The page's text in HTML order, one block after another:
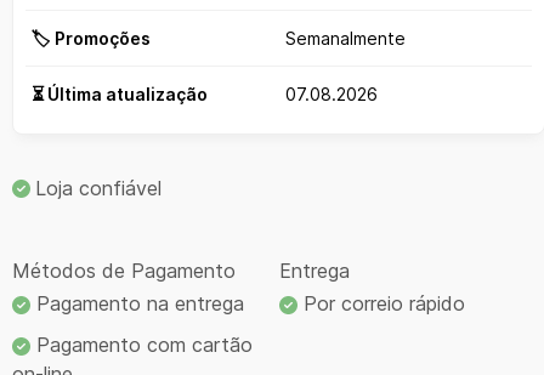
🏷️ Promoções Semanalmente
⏳ Última atualização 07.08.2026
Loja confiável
Métodos de Pagamento
Pagamento na entrega
Pagamento com cartão
Entrega
Por correio rápido